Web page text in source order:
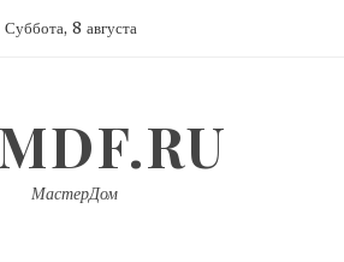
Суббота, 8 августа
МастерДом